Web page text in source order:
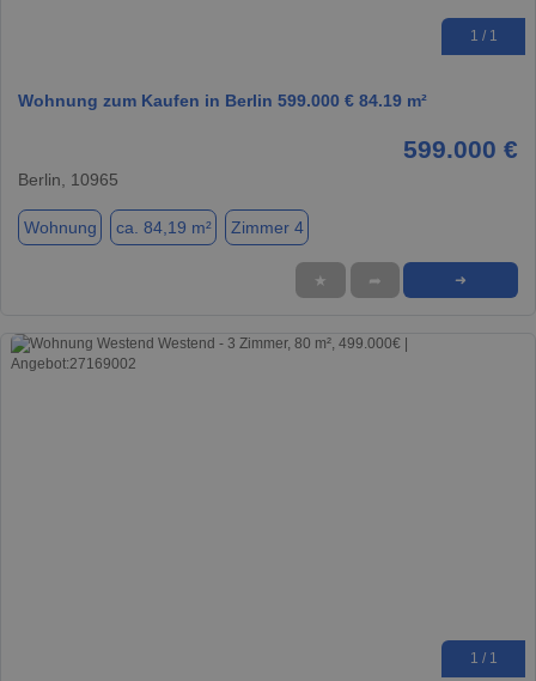
1 / 1
Wohnung zum Kaufen in Berlin 599.000 € 84.19 m²
599.000 €
Berlin, 10965
Wohnung ca. 84,19 m² Zimmer 4
★ ➦ ➜
1 / 1